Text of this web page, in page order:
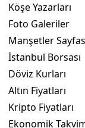
Köşe Yazarları
Foto Galeriler
Manşetler
İstanbul Borsası
Döviz Kurları
Altın Fiyatları
Kripto Fiyatları
Ekonomik